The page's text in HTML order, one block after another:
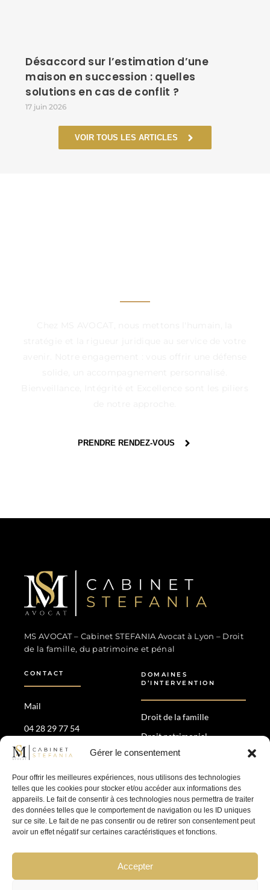
Gérer le consentement
Pour offrir les meilleures expériences, nous utilisons des technologies
telles que les cookies pour stocker et/ou accéder aux informations des
appareils. Le fait de consentir à ces technologies nous permettra de traiter
des données telles que le comportement de navigation ou les ID uniques
sur ce site. Le fait de ne pas consentir ou de retirer son consentement peut
avoir un effet négatif sur certaines caractéristiques et fonctions.
Accepter
Désaccord sur l’estimation d’une
maison en succession : quelles
solutions en cas de conflit ?
17 juin 2026
VOIR TOUS LES ARTICLES
PRENDRE RENDEZ-VOUS
MS AVOCAT – Cabinet STEFANIA Avocat à Lyon – Droit
de la famille, du patrimoine et pénal
CONTACT
Mail
04 28 29 77 54
35 Av. Maréchal de Saxe,
69006 Lyon
DOMAINES
D’INTERVENTION
Droit de la famille
Droit patrimonial
Divorce amiable &
Droit pénal
SUIVEZ-NOUS